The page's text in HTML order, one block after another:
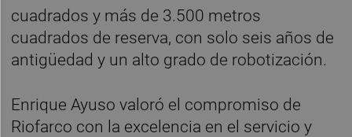
cuadrados y más de 3.500 metros
cuadrados de reserva, con solo seis años de
antigüedad y un alto grado de robotización.
Enrique Ayuso valoró el compromiso de
Riofarco con la excelencia en el servicio y